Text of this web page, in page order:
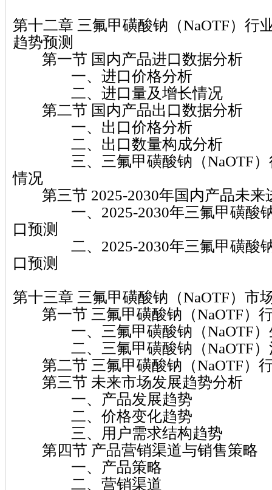
第十二章 三氟甲磺酸钠（NaOTF）行
趋势预测
第一节 国内产品进口数据分析
一、进口价格分析
二、进口量及增长情况
第二节 国内产品出口数据分析
一、出口价格分析
二、出口数量构成分析
三、三氟甲磺酸钠（NaOTF）
情况
第三节 2025-2030年国内产品未来
一、2025-2030年三氟甲磺酸钠
口预测
二、2025-2030年三氟甲磺酸钠
口预测
第十三章 三氟甲磺酸钠（NaOTF）市
第一节 三氟甲磺酸钠（NaOTF）
一、三氟甲磺酸钠（NaOTF）
二、三氟甲磺酸钠（NaOTF）
第二节 三氟甲磺酸钠（NaOTF）
第三节 未来市场发展趋势分析
一、产品发展趋势
二、价格变化趋势
三、用户需求结构趋势
第四节 产品营销渠道与销售策略
一、产品策略
二、营销渠道